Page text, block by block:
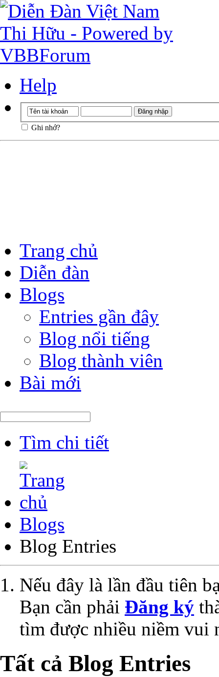
Help
Ghi nhớ?
Trang chủ
Diễn đàn
Blogs
Entries gần đây
Blog nổi tiếng
Blog thành viên
Bài mới
Tìm chi tiết
Blogs
Blog Entries
Nếu đây là lần đầu tiên
Bạn cần phải Đăng ký
tìm được nhiều niềm vui
Tất cả Blog Entries